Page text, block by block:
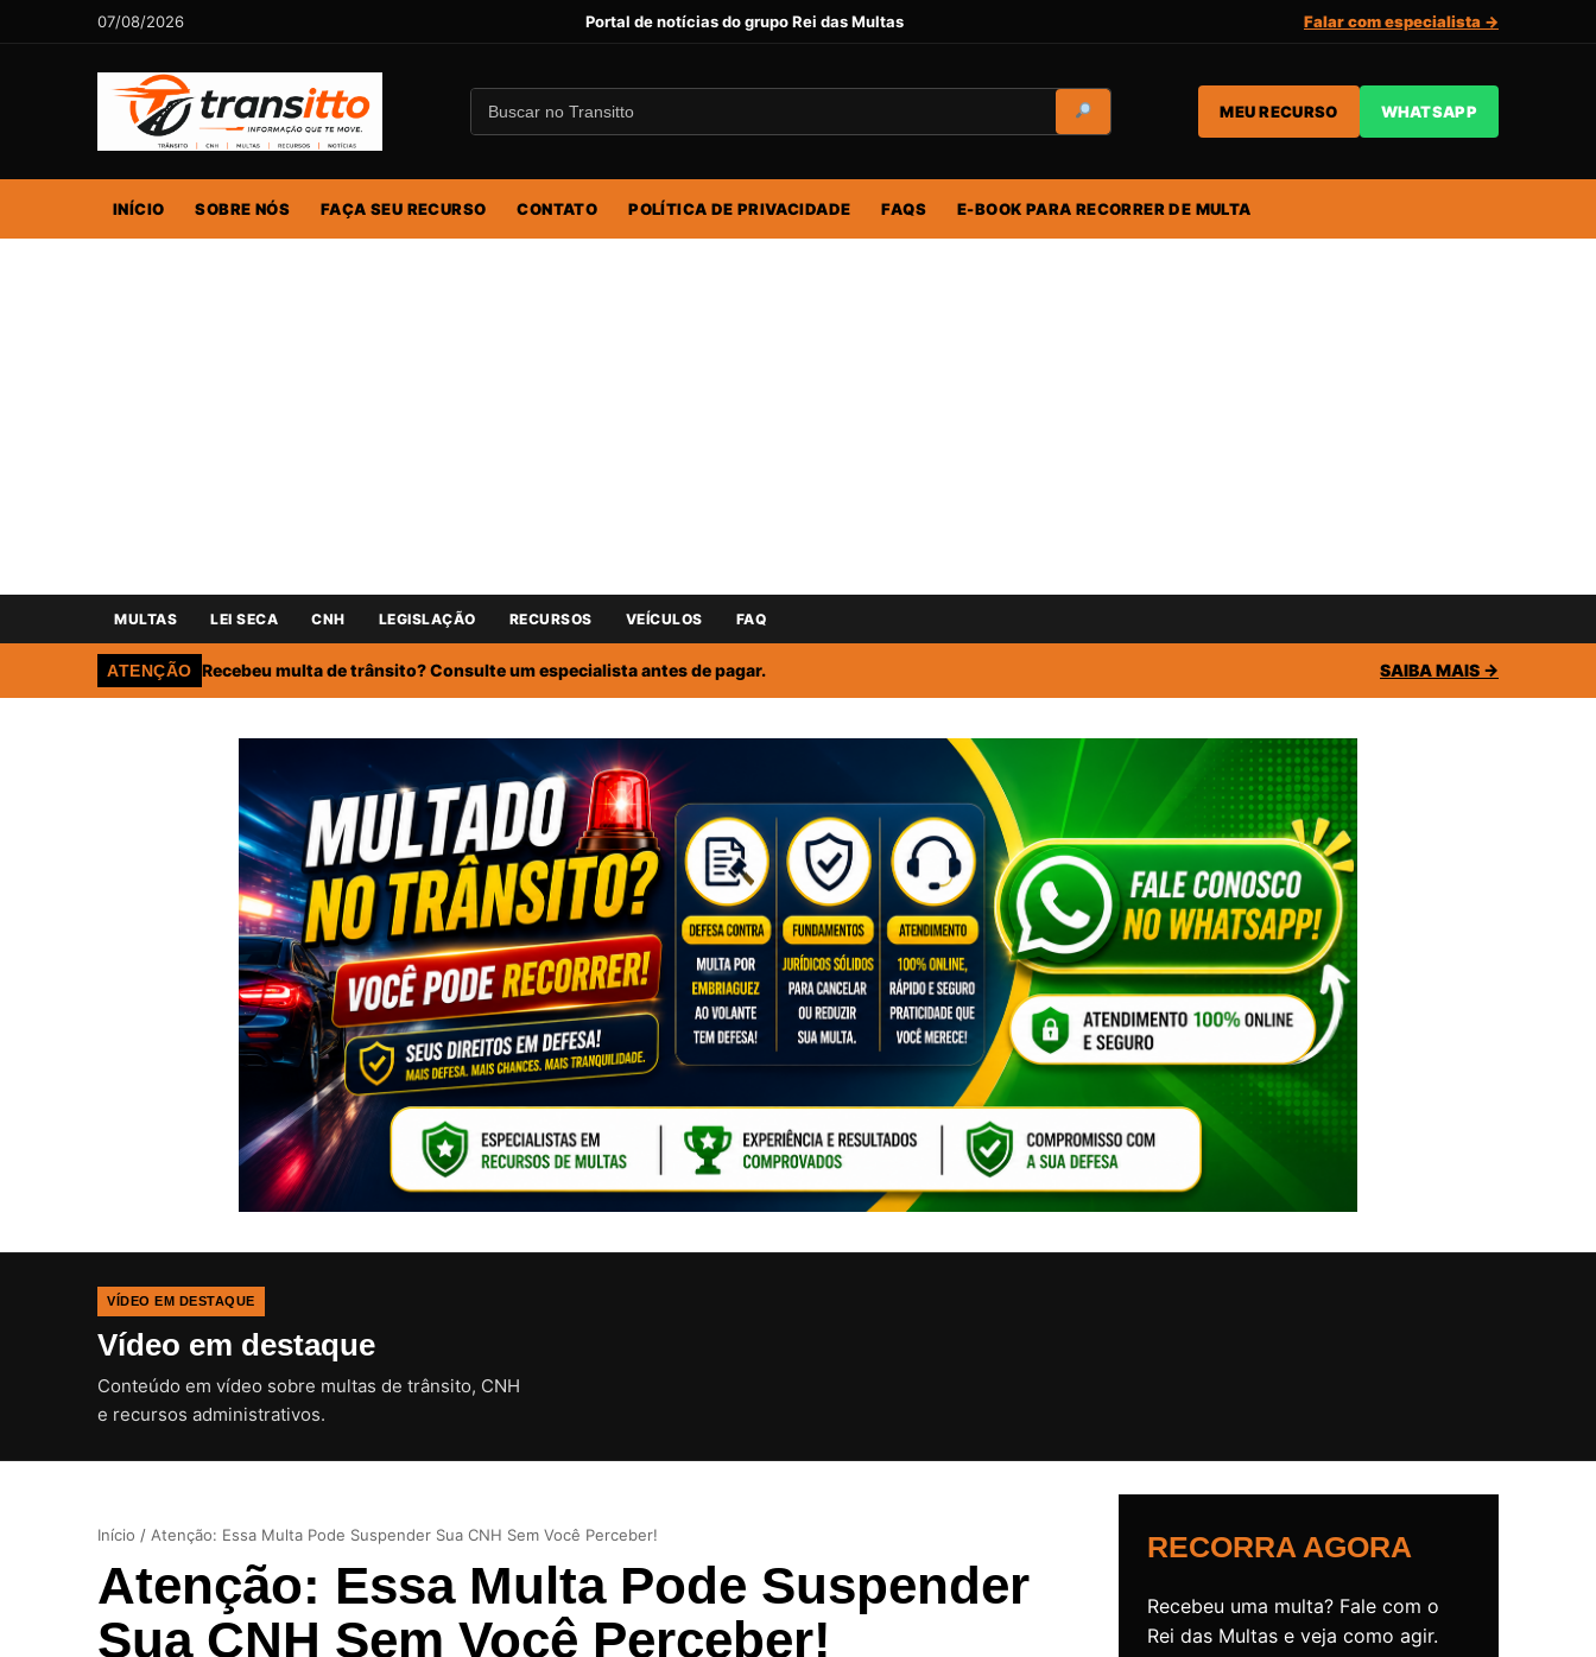
07/08/2026 Portal de notícias do grupo Rei das Multas Falar com especialista →
MEU RECURSO WHATSAPP
INÍCIO SOBRE NÓS FAÇA SEU RECURSO CONTATO POLÍTICA DE PRIVACIDADE FAQS E-BOOK PARA RECORRER DE MULTA
MULTAS LEI SECA CNH LEGISLAÇÃO RECURSOS VEÍCULOS FAQ
ATENÇÃO Recebeu multa de trânsito? Consulte um especialista antes de pagar. SAIBA MAIS →
VÍDEO EM DESTAQUE
Vídeo em destaque
Conteúdo em vídeo sobre multas de trânsito, CNH
e recursos administrativos.
Início / Atenção: Essa Multa Pode Suspender Sua CNH Sem Você Perceber!
Atenção: Essa Multa Pode Suspender
Sua CNH Sem Você Perceber!
RECORRA AGORA
Recebeu uma multa? Fale com o
Rei das Multas e veja como agir.